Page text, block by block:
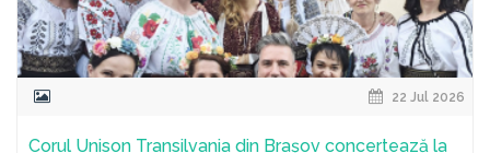
22 Jul 2026
Corul Unison Transilvania din Brașov concertează la